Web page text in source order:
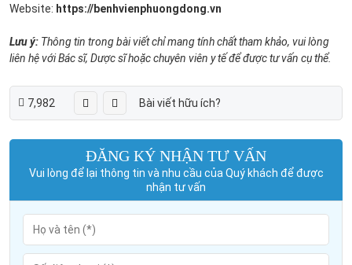
Website: https://benhvienphuongdong.vn
Lưu ý: Thông tin trong bài viết chỉ mang tính chất tham khảo, vui lòng
liên hệ với Bác sĩ, Dược sĩ hoặc chuyên viên y tế để được tư vấn cụ thể.
7,982 Bài viết hữu ích?
ĐĂNG KÝ NHẬN TƯ VẤN
Vui lòng để lại thông tin và nhu cầu của Quý khách để được
nhận tư vấn